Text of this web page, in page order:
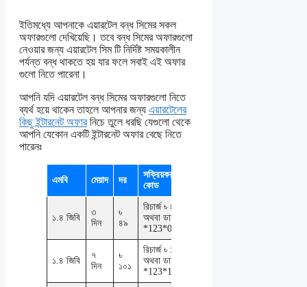
ইতিমধ্যে আপনাকে এয়ারটেল বন্ধ সিমের সকল
অফারগুলো দেখিয়েছি। তবে বন্ধ সিমের অফারগুলো
নেওয়ার জন্য এয়ারটেল সিম টি নির্দিষ্ট সময়কালীন
পর্যন্ত বন্ধ থাকতে হয় যার ফলে সবাই এই অফার
গুলো নিতে পারেনা।
আপনি যদি এয়ারটেল বন্ধ সিমের অফারগুলো নিতে
ব্যর্থ হয়ে থাকেন তাহলে আপনার জন্য এয়ারটেলের
কিছু ইন্টারনেট অফারনিচে তুলে ধরছি যেগুলো থেকে
আপনি যেকোন একটি ইন্টারনেট অফার বেছে নিতে
পারেনঃ
এমবি মেয়াদ দর
সক্রিয়করণ
কোড
১.৪ জিবি
৩
দিন
৳
৪৯
রিচার্জ ৳ ৪৯
অথবা ডায়াল
*123*049#
১.৪ জিবি
৭
দিন
৳
১০১
রিচার্জ ৳ ১০১
অথবা ডায়াল
*123*101#